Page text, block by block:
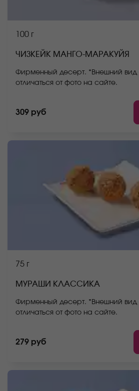
100 г
ЧИЗКЕЙК МАНГО-МАРАКУЙЯ
Фирменный десерт. *Внешний
отличаться от фото на сайте.
309 руб
75 г
МУРАШИ КЛАССИКА
Фирменный десерт. *Внешний
отличаться от фото на сайте.
279 руб